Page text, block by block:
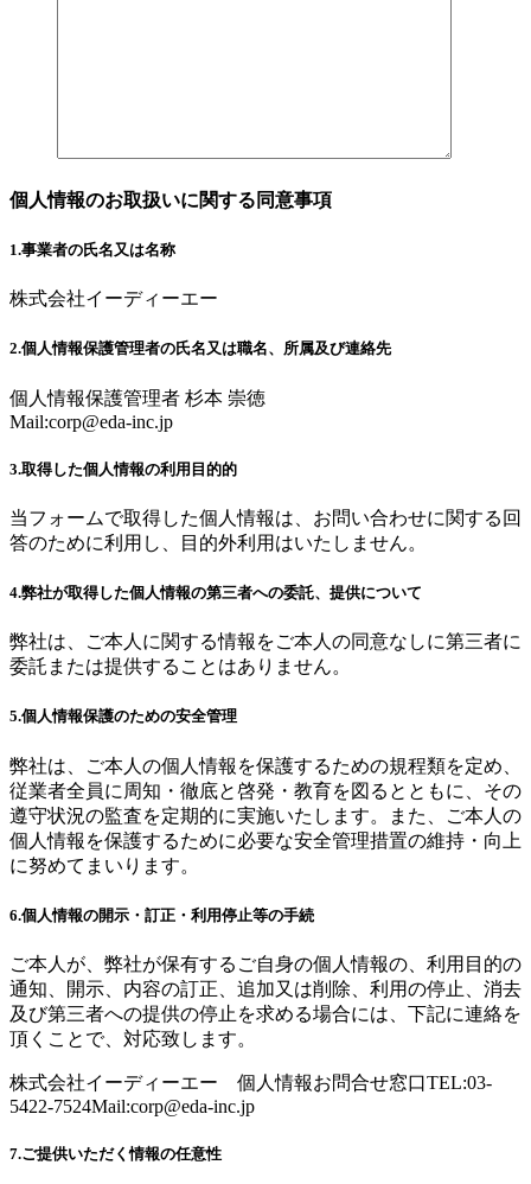
個人情報のお取扱いに関する同意事項
1.事業者の氏名又は名称
株式会社イーディーエー
2.個人情報保護管理者の氏名又は職名、所属及び連絡先
個人情報保護管理者 杉本 崇徳
Mail:corp@eda-inc.jp
3.取得した個人情報の利用目的的
当フォームで取得した個人情報は、お問い合わせに関する回
答のために利用し、目的外利用はいたしません。
4.弊社が取得した個人情報の第三者への委託、提供について
弊社は、ご本人に関する情報をご本人の同意なしに第三者に
委託または提供することはありません。
5.個人情報保護のための安全管理
弊社は、ご本人の個人情報を保護するための規程類を定め、
従業者全員に周知・徹底と啓発・教育を図るとともに、その
遵守状況の監査を定期的に実施いたします。また、ご本人の
個人情報を保護するために必要な安全管理措置の維持・向上
に努めてまいります。
6.個人情報の開示・訂正・利用停止等の手続
ご本人が、弊社が保有するご自身の個人情報の、利用目的の
通知、開示、内容の訂正、追加又は削除、利用の停止、消去
及び第三者への提供の停止を求める場合には、下記に連絡を
頂くことで、対応致します。
株式会社イーディーエー 個人情報お問合せ窓口TEL:03-
5422-7524Mail:corp@eda-inc.jp
7.ご提供いただく情報の任意性